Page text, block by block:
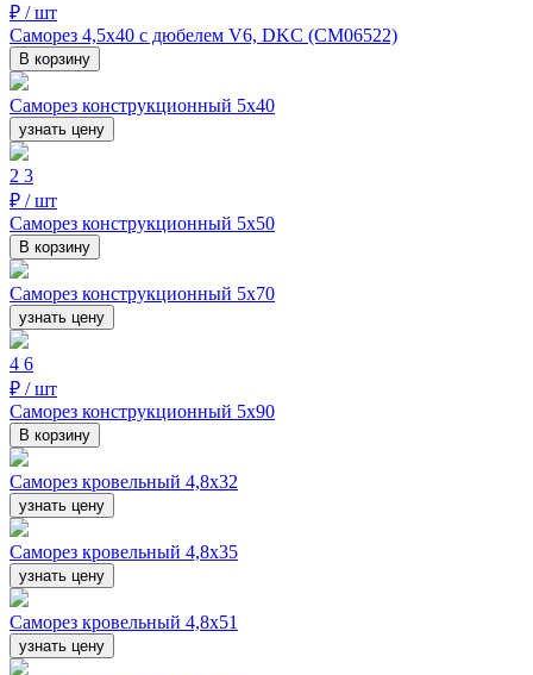
₽ / шт
Саморез 4,5х40 с дюбелем V6, DKC (CM06522)
В корзину
Саморез конструкционный 5х40
узнать цену
2 3
₽ / шт
Саморез конструкционный 5х50
В корзину
Саморез конструкционный 5х70
узнать цену
4 6
₽ / шт
Саморез конструкционный 5х90
В корзину
Саморез кровельный 4,8х32
узнать цену
Саморез кровельный 4,8х35
узнать цену
Саморез кровельный 4,8х51
узнать цену